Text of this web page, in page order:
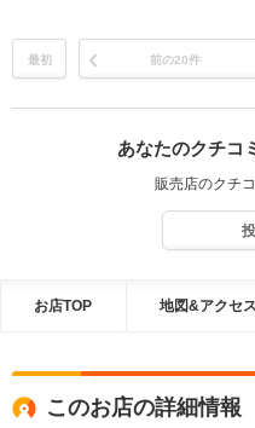
もりし送ってくださいとの返事（
んありがとう
最初 前の20件
あなたのクチコ
販売店のクチ
お店TOP 地図&アクセス
このお店の詳細情報